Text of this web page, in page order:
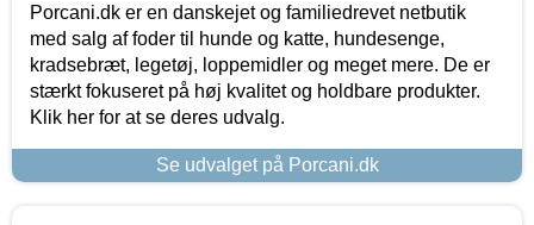
Porcani.dk er en danskejet og familiedrevet netbutik
med salg af foder til hunde og katte, hundesenge,
kradsebræt, legetøj, loppemidler og meget mere. De er
stærkt fokuseret på høj kvalitet og holdbare produkter.
Klik her for at se deres udvalg.
Se udvalget på Porcani.dk